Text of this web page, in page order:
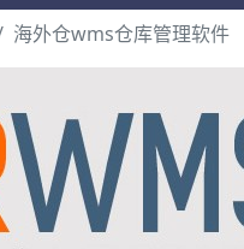
海外仓wms仓库管理软件